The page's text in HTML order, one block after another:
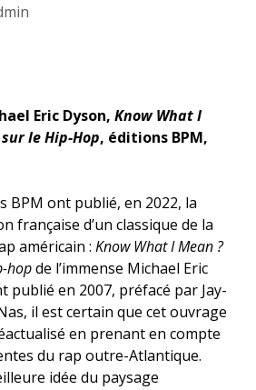
Eric Dyson, Know What I
le Hip-Hop, éditions BPM,
BPM ont publié, en 2022, la
française d’un classique de la
américain : Know What I Mean ?
hopde l’immense Michael Eric
publié en 2007, préfacé par Jay-
il est certain que cet ouvrage
en prenant en compte
du rap outre-Atlantique.
idée du paysage